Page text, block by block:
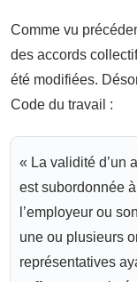
Comme vu
des accords
été modifiées.
Code du travail :
« La validité d’un
est subordonnée
l’employeur ou
une ou plusieurs
représentatives